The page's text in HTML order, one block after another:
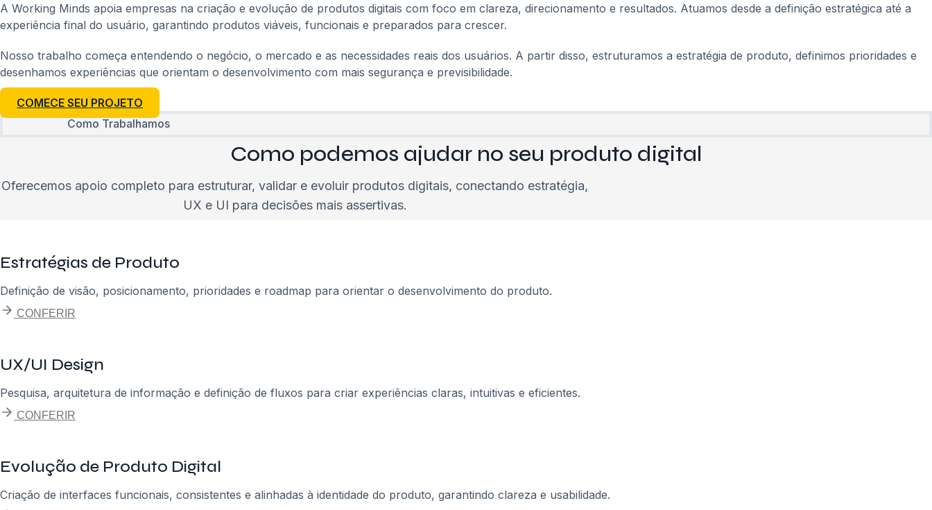
A Working Minds apoia empresas na criação e evolução de produtos digitais com foco em clareza, direcionamento e resultados. Atuamos desde a definição estratégica até a
experiência final do usuário, garantindo produtos viáveis, funcionais e preparados para crescer.
Nosso trabalho começa entendendo o negócio, o mercado e as necessidades reais dos usuários. A partir disso, estruturamos a estratégia de produto, definimos prioridades e
desenhamos experiências que orientam o desenvolvimento com mais segurança e previsibilidade.
COMECE SEU PROJETO
Como Trabalhamos
Como podemos ajudar no seu produto digital
Oferecemos apoio completo para estruturar, validar e evoluir produtos digitais, conectando estratégia,
UX e UI para decisões mais assertivas.
Estratégias de Produto
Definição de visão, posicionamento, prioridades e roadmap para orientar o desenvolvimento do produto.
CONFERIR
UX/UI Design
Pesquisa, arquitetura de informação e definição de fluxos para criar experiências claras, intuitivas e eficientes.
CONFERIR
Evolução de Produto Digital
Criação de interfaces funcionais, consistentes e alinhadas à identidade do produto, garantindo clareza e usabilidade.